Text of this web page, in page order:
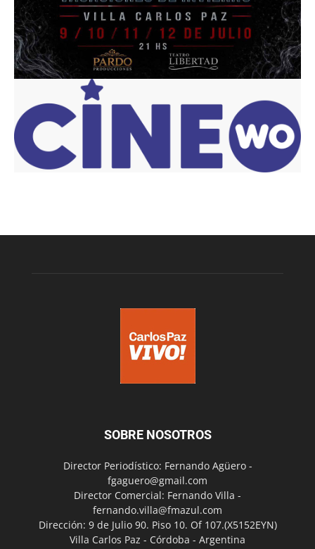
SOBRE NOSOTROS
Director Periodístico: Fernando Agüero -
fgaguero@gmail.com
Director Comercial: Fernando Villa -
fernando.villa@fmazul.com
Dirección: 9 de Julio 90. Piso 10. Of 107.(X5152EYN)
Villa Carlos Paz - Córdoba - Argentina